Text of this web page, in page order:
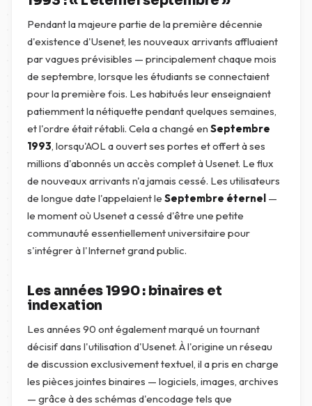
Pendant la majeure partie de la première décennie
d'existence d'Usenet, les nouveaux arrivants affluaient
par vagues prévisibles — principalement chaque mois
de septembre, lorsque les étudiants se connectaient
pour la première fois. Les habitués leur enseignaient
patiemment la nétiquette pendant quelques semaines,
et l'ordre était rétabli. Cela a changé en Septembre
1993, lorsqu'AOL a ouvert ses portes et offert à ses
millions d'abonnés un accès complet à Usenet. Le flux
de nouveaux arrivants n'a jamais cessé. Les utilisateurs
de longue date l'appelaient le Septembre éternel —
le moment où Usenet a cessé d'être une petite
communauté essentiellement universitaire pour
s'intégrer à l'Internet grand public.
Les années 1990 : binaires et
indexation
Les années 90 ont également marqué un tournant
décisif dans l'utilisation d'Usenet. À l'origine un réseau
de discussion exclusivement textuel, il a pris en charge
les pièces jointes binaires — logiciels, images, archives
— grâce à des schémas d'encodage tels que